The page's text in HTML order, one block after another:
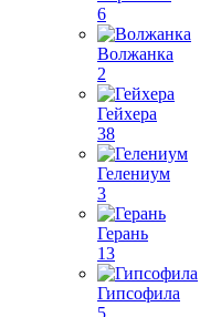
6
Волжанка
2
Гейхера
38
Гелениум
3
Герань
13
Гипсофила
5